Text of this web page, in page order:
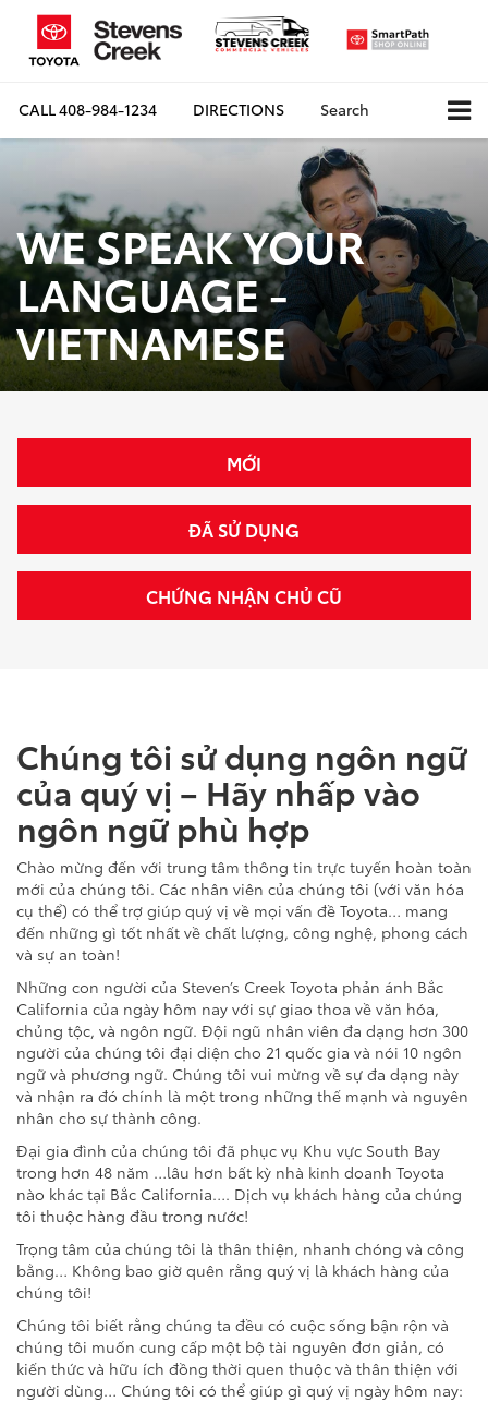
CALL408-984-1234 DIRECTIONS Search
WE SPEAK YOUR
LANGUAGE -
VIETNAMESE
MỚI
ĐÃ SỬ DỤNG
CHỨNG NHẬN CHỦ CŨ
Chúng tôi sử dụng ngôn ngữ
của quý vị – Hãy nhấp vào
ngôn ngữ phù hợp
Chào mừng đến với trung tâm thông tin trực tuyến hoàn toàn
mới của chúng tôi. Các nhân viên của chúng tôi (với văn hóa
cụ thể) có thể trợ giúp quý vị về mọi vấn đề Toyota… mang
đến những gì tốt nhất về chất lượng, công nghệ, phong cách
và sự an toàn!
Những con người của Steven’s Creek Toyota phản ánh Bắc
California của ngày hôm nay với sự giao thoa về văn hóa,
chủng tộc, và ngôn ngữ. Đội ngũ nhân viên đa dạng hơn 300
người của chúng tôi đại diện cho 21 quốc gia và nói 10 ngôn
ngữ và phương ngữ. Chúng tôi vui mừng về sự đa dạng này
và nhận ra đó chính là một trong những thế mạnh và nguyên
nhân cho sự thành công.
Đại gia đình của chúng tôi đã phục vụ Khu vực South Bay
trong hơn 48 năm …lâu hơn bất kỳ nhà kinh doanh Toyota
nào khác tại Bắc California…. Dịch vụ khách hàng của chúng
tôi thuộc hàng đầu trong nước!
Trọng tâm của chúng tôi là thân thiện, nhanh chóng và công
bằng… Không bao giờ quên rằng quý vị là khách hàng của
chúng tôi!
Chúng tôi biết rằng chúng ta đều có cuộc sống bận rộn và
chúng tôi muốn cung cấp một bộ tài nguyên đơn giản, có
kiến thức và hữu ích đồng thời quen thuộc và thân thiện với
người dùng… Chúng tôi có thể giúp gì quý vị ngày hôm nay: